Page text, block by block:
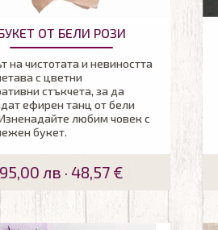
ОТ БЕЛИ РОЗИ
на чистотата и невиността
с цветни
стъкчета, за да
ефирен танц от бели
любим човек с
букет.
95,00 лв · 48,57 €